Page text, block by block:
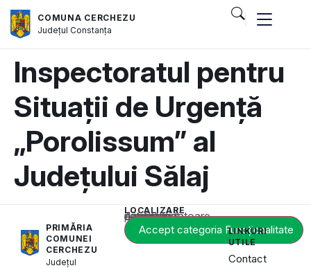
COMUNA CERCHEZU
JudețulConstanța
Inspectoratul pentru
Situații de Urgență
„Porolissum” al
Județului Sălaj
PRIMĂRIA
COMUNEI
CERCHEZU
Județul
LOCALIZARE
Acest conținut este blocat până când acceptați categoria corespunzătoare de cookie-uri.
Accept categoria Funcționalitate
LINKURI
UTILE
Contact